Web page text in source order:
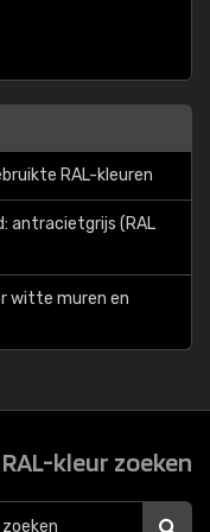
RAL-kleuren
antracietgrijs (RAL
witte muren en
RAL-kleur zoeken